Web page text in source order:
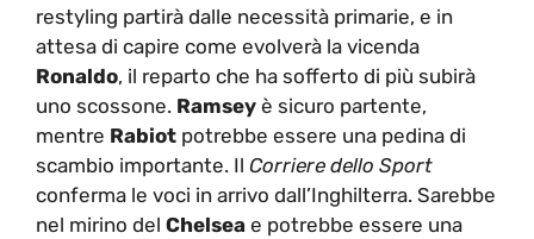
restyling partirà dalle necessità primarie, e in
attesa di capire come evolverà la vicenda
Ronaldo, il reparto che ha sofferto di più subirà
uno scossone. Ramsey è sicuro partente,
mentre Rabiot potrebbe essere una pedina di
scambio importante. Il Corriere dello Sport
conferma le voci in arrivo dall’Inghilterra. Sarebbe
nel mirino del Chelsea e potrebbe essere una